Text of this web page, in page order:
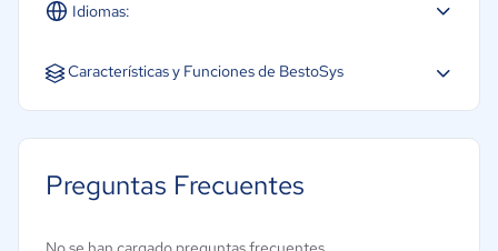
Idiomas:
Español Inglés
Características y Funciones de BestoSys
Facturación médica
Preguntas Frecuentes